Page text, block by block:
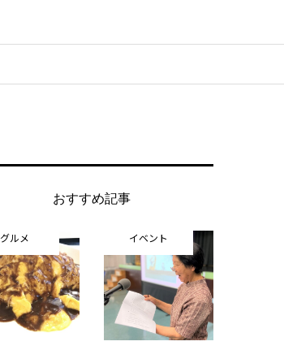
おすすめ記事
グルメ イベント